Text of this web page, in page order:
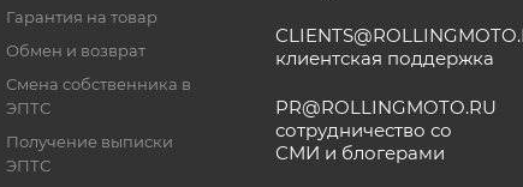
Гарантия на товар
Обмен и возврат
Смена собственника в
ЭПТС
Получение выписки
ЭПТС
клиентская поддержка
PR@ROLLINGMOTO.RU
сотрудничество со
СМИ и блогерами